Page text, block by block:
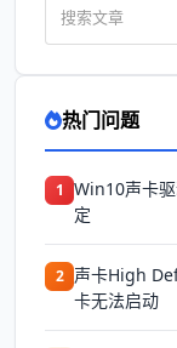
热门问题
1 Win10声卡
定
2 声卡High
卡无法启动